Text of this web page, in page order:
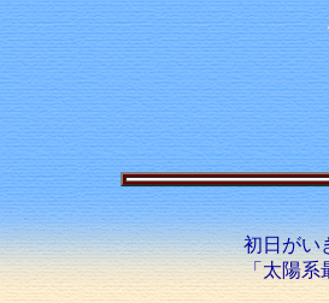
初日がい
「太陽系